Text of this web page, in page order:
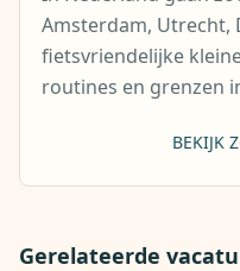
Amsterdam, Utrecht,
fietsvriendelijke
routines en grenzen
BEKIJK
Gerelateerde